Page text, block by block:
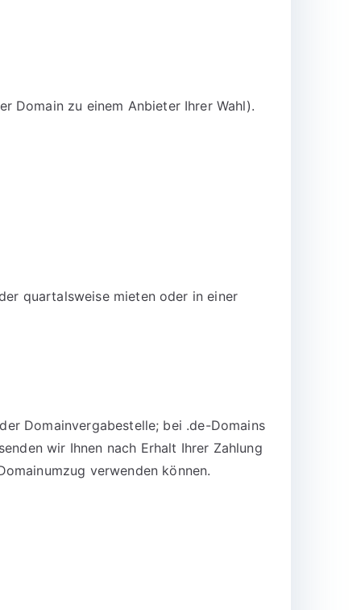
Domain zu einem Anbieter Ihrer Wahl).
quartalsweise mieten oder in einer
Domainvergabestelle; bei .de-Domains
wir Ihnen nach Erhalt Ihrer Zahlung
verwenden können.